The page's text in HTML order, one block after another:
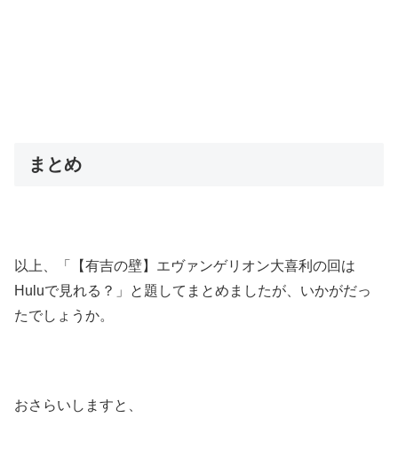
まとめ
以上、「【有吉の壁】エヴァンゲリオン大喜利の回は
Huluで見れる？」と題してまとめましたが、いかがだっ
たでしょうか。
おさらいしますと、